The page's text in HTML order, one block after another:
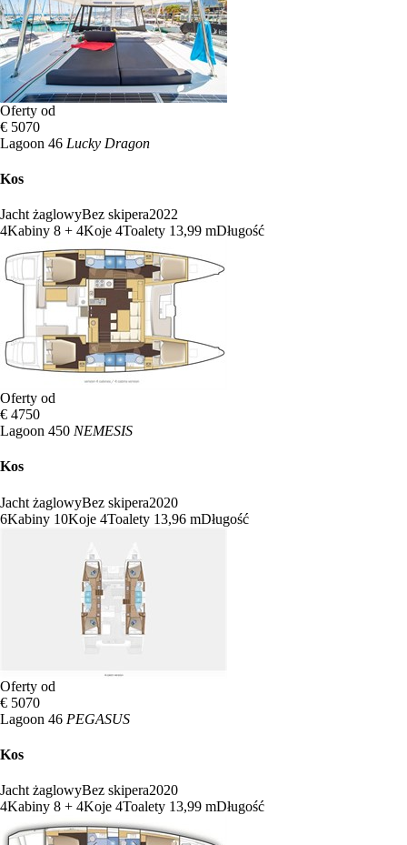
Oferty od
€ 5070
Lagoon 46 Lucky Dragon
Kos
Jacht żaglowyBez skipera2022
4Kabiny 8 + 4Koje 4Toalety 13,99 mDługość
Oferty od
€ 4750
Lagoon 450 NEMESIS
Kos
Jacht żaglowyBez skipera2020
6Kabiny 10Koje 4Toalety 13,96 mDługość
Oferty od
€ 5070
Lagoon 46 PEGASUS
Kos
Jacht żaglowyBez skipera2020
4Kabiny 8 + 4Koje 4Toalety 13,99 mDługość